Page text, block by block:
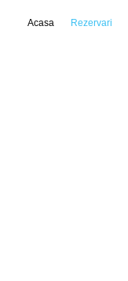
Acasa Rezervari